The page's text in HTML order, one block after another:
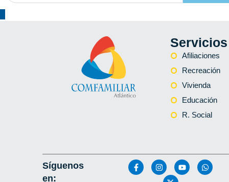
Servicios
Afiliaciones
Recreación
Vivienda
Educación
R. Social
Síguenos
en: